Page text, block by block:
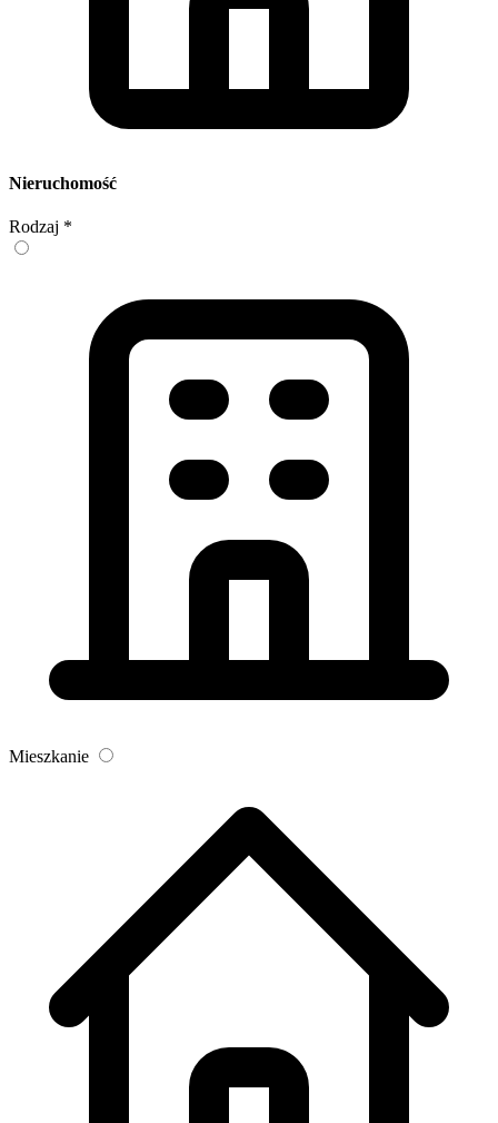
Nieruchomość
Rodzaj *
Mieszkanie